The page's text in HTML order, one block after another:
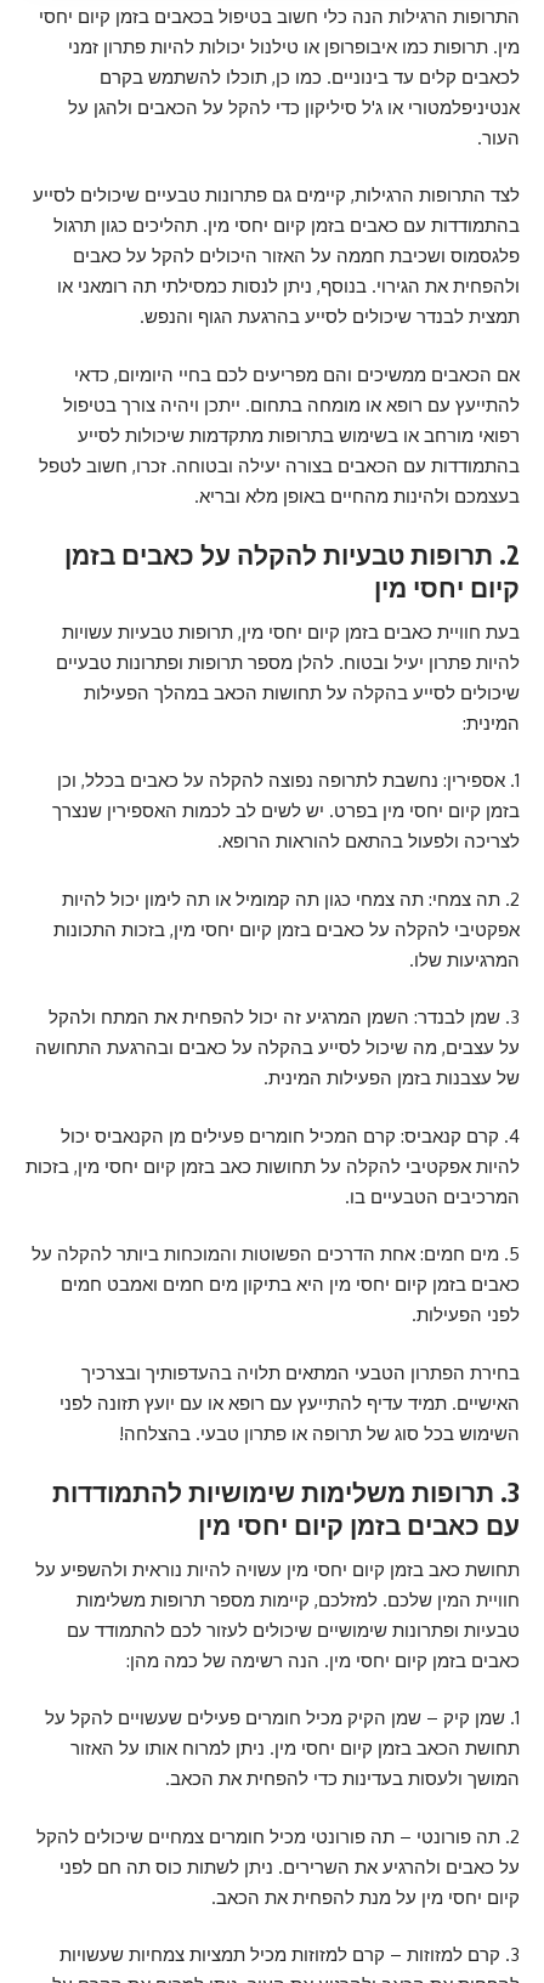
התרופות הרגילות הנה כלי חשוב בטיפול בכאבים בזמן קיום יחסי
מין. תרופות כמו איבופרופן או טילנול יכולות להיות פתרון זמני
לכאבים קלים עד בינוניים. כמו כן, תוכלו להשתמש בקרם
אנטיניפלמטורי או ג'ל סיליקון כדי להקל על הכאבים ולהגן על
העור.
לצד התרופות הרגילות, קיימים גם פתרונות טבעיים שיכולים לסייע
בהתמודדות עם כאבים בזמן קיום יחסי מין. תהליכים כגון תרגול
פלגסמוס ושכיבת חממה על האזור היכולים להקל על כאבים
ולהפחית את הגירוי. בנוסף, ניתן לנסות כמסילתי תה רומאני או
תמצית לבנדר שיכולים לסייע בהרגעת הגוף והנפש.
אם הכאבים ממשיכים והם מפריעים לכם בחיי היומיום, כדאי
להתייעץ עם רופא או מומחה בתחום. ייתכן ויהיה צורך בטיפול
רפואי מורחב או בשימוש בתרופות מתקדמות שיכולות לסייע
בהתמודדות עם הכאבים בצורה יעילה ובטוחה. זכרו, חשוב לטפל
בעצמכם ולהינות מהחיים באופן מלא ובריא.
2. תרופות טבעיות להקלה על כאבים בזמן
קיום יחסי מין
בעת חוויית כאבים בזמן קיום יחסי מין, תרופות טבעיות עשויות
להיות פתרון יעיל ובטוח. להלן מספר תרופות ופתרונות טבעיים
שיכולים לסייע בהקלה על תחושות הכאב במהלך הפעילות
המינית:
1. אספירין: נחשבת לתרופה נפוצה להקלה על כאבים בכלל, וכן
בזמן קיום יחסי מין בפרט. יש לשים לב לכמות האספירין שנצרך
לצריכה ולפעול בהתאם להוראות הרופא.
2. תה צמחי: תה צמחי כגון תה קמומיל או תה לימון יכול להיות
אפקטיבי להקלה על כאבים בזמן קיום יחסי מין, בזכות התכונות
המרגיעות שלו.
3. שמן לבנדר: השמן המרגיע זה יכול להפחית את המתח ולהקל
על עצבים, מה שיכול לסייע בהקלה על כאבים ובהרגעת התחושה
של עצבנות בזמן הפעילות המינית.
4. קרם קנאביס: קרם המכיל חומרים פעילים מן הקנאביס יכול
להיות אפקטיבי להקלה על תחושות כאב בזמן קיום יחסי מין, בזכות
המרכיבים הטבעיים בו.
5. מים חמים: אחת הדרכים הפשוטות והמוכחות ביותר להקלה על
כאבים בזמן קיום יחסי מין היא בתיקון מים חמים ואמבט חמים
לפני הפעילות.
בחירת הפתרון הטבעי המתאים תלויה בהעדפותיך ובצרכיך
האישיים. תמיד עדיף להתייעץ עם רופא או עם יועץ תזונה לפני
השימוש בכל סוג של תרופה או פתרון טבעי. בהצלחה!
3. תרופות משלימות שימושיות להתמודדות
עם כאבים בזמן קיום יחסי מין
תחושת כאב בזמן קיום יחסי מין עשויה להיות נוראית ולהשפיע על
חוויית המין שלכם. למזלכם, קיימות מספר תרופות משלימות
טבעיות ופתרונות שימושיים שיכולים לעזור לכם להתמודד עם
כאבים בזמן קיום יחסי מין. הנה רשימה של כמה מהן:
1. שמן קיק – שמן הקיק מכיל חומרים פעילים שעשויים להקל על
תחושת הכאב בזמן קיום יחסי מין. ניתן למרוח אותו על האזור
המושך ולעסות בעדינות כדי להפחית את הכאב.
2. תה פורונטי – תה פורונטי מכיל חומרים צמחיים שיכולים להקל
על כאבים ולהרגיע את השרירים. ניתן לשתות כוס תה חם לפני
קיום יחסי מין על מנת להפחית את הכאב.
3. קרם למזוזות – קרם למזוזות מכיל תמציות צמחיות שעשויות